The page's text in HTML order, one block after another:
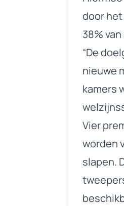
door
38%
“De
nieuwe
kamers
Vier
worden
slapen.